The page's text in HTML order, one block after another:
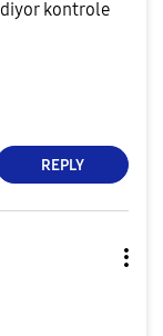
kontrole
REPLY